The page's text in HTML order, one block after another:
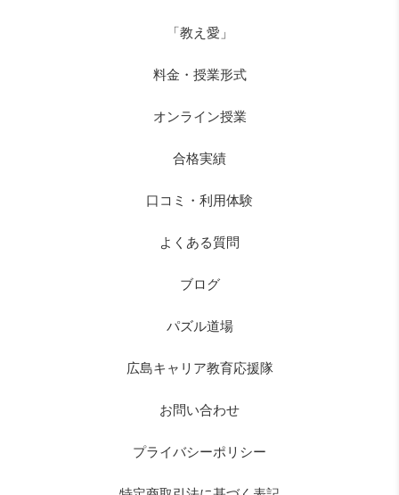
「教え愛」
料金・授業形式
オンライン授業
合格実績
口コミ・利用体験
よくある質問
ブログ
パズル道場
広島キャリア教育応援隊
お問い合わせ
プライバシーポリシー